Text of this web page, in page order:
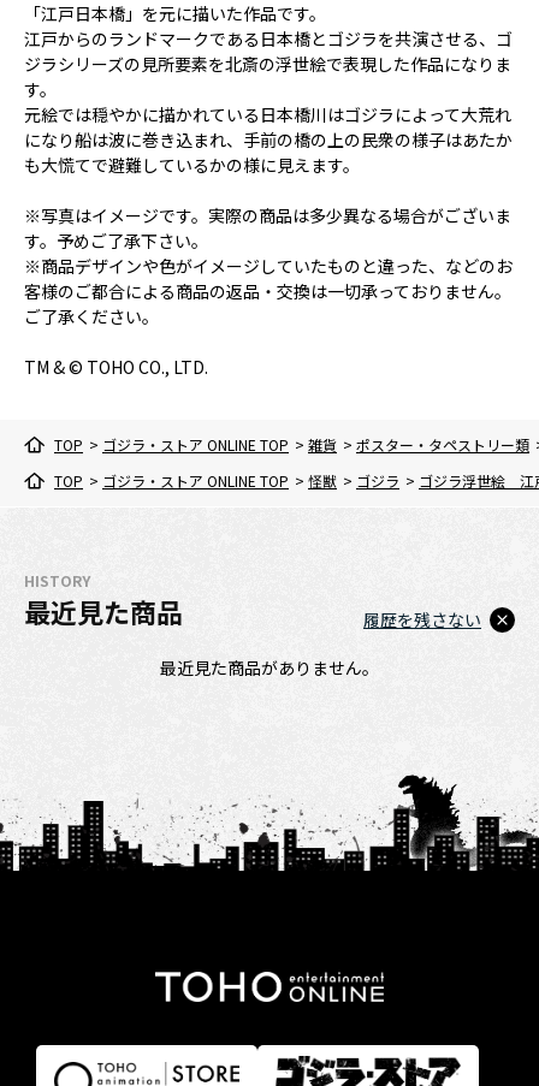
「江戸日本橋」を元に描いた作品です。
江戸からのランドマークである日本橋とゴジラを共演させる、ゴ
ジラシリーズの見所要素を北斎の浮世絵で表現した作品になりま
す。
元絵では穏やかに描かれている日本橋川はゴジラによって大荒れ
になり船は波に巻き込まれ、手前の橋の上の民衆の様子はあたか
も大慌てで避難しているかの様に見えます。
※写真はイメージです。実際の商品は多少異なる場合がございま
す。予めご了承下さい。
※商品デザインや色がイメージしていたものと違った、などのお
客様のご都合による商品の返品・交換は一切承っておりません。
ご了承ください。
TM & © TOHO CO., LTD.
TOP > ゴジラ・ストア ONLINE TOP > 雑貨 > ポスター・タペストリー類
TOP > ゴジラ・ストア ONLINE TOP > 怪獣 > ゴジラ > ゴジラ浮世絵 江
HISTORY
最近見た商品
最近見た商品がありません。
履歴を残さない